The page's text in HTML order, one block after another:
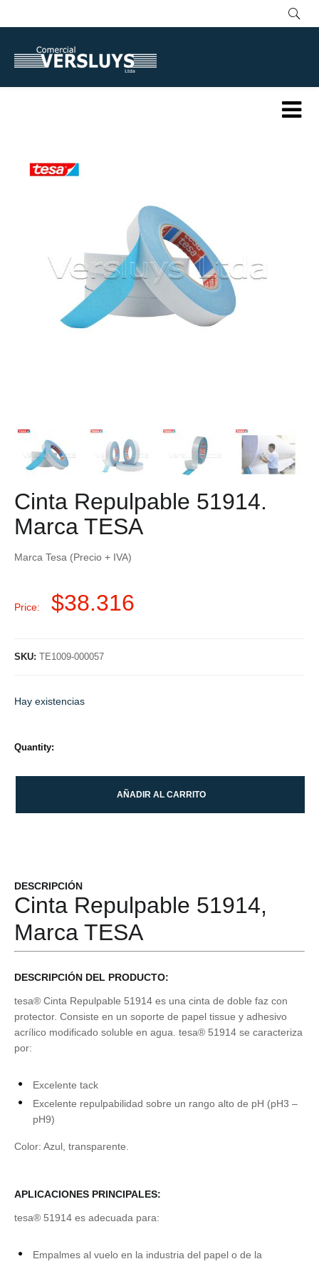
Cinta Repulpable 51914.
Marca TESA
Marca Tesa (Precio + IVA)
Price: $38.316
SKU: TE1009-000057
Hay existencias
Quantity:
AÑADIR AL CARRITO
DESCRIPCIÓN
Cinta Repulpable 51914,
Marca TESA
DESCRIPCIÓN DEL PRODUCTO:
tesa® Cinta Repulpable 51914 es una cinta de doble faz con
protector. Consiste en un soporte de papel tissue y adhesivo
acrílico modificado soluble en agua. tesa® 51914 se caracteriza
por:
Excelente tack
Excelente repulpabilidad sobre un rango alto de pH (pH3 –
pH9)
Color: Azul, transparente.
APLICACIONES PRINCIPALES:
tesa® 51914 es adecuada para:
Empalmes al vuelo en la industria del papel o de la